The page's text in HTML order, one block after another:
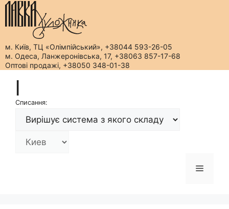
м. Київ, ТЦ «Олімпійський», +38044 593-26-05
м. Одеса, Ланжеронівська, 17, +38063 857-17-68
Оптові продажі, +38050 348-01-38
вмістуСписання:
Меню